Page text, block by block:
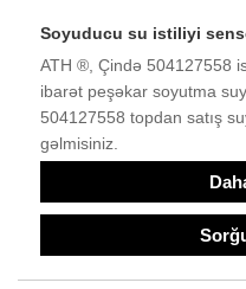
Soyuducu su istiliyi
ATH ®, Çində 504127558
ibarət peşəkar soyutma
504127558 topdan satış
gəlmisiniz.